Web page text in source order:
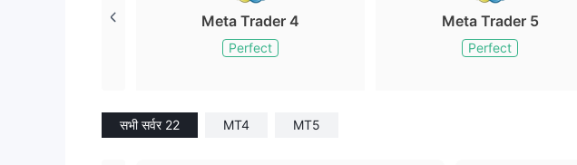
Meta Trader 4
Perfect
Meta Trader 5
Perfect
सभी सर्वर 22 MT4 MT5